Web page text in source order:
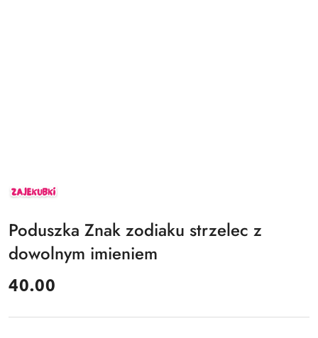
ZAJEKUBKI
Poduszka Znak zodiaku strzelec z
dowolnym imieniem
cena:
40.00